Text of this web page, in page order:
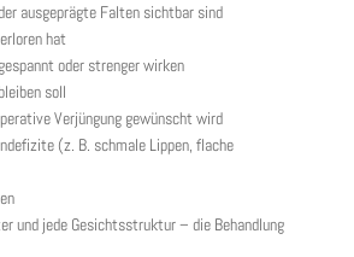
ausgeprägte Falten sichtbar sind
hat
oder strenger wirken
soll
Verjüngung gewünscht wird
(z. B. schmale Lippen, flache
und jede Gesichtsstruktur – die Behandlung